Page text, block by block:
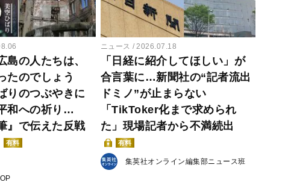
島の人たちは、
たのでしょう
りのつぶやきに
和への祈り…
』で伝えた反戦
有料
ニュース 2026.07.18
「日経に紹介してほしい」が
合言葉に…新聞社の“記者流出
ドミノ”が止まらない
「TikToker化まで求められ
た」現場記者から不満続出
有料
集英社オンライン編集部ニュース班